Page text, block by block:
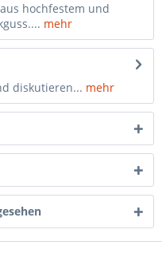
hochfestem und
mehr
diskutieren... mehr